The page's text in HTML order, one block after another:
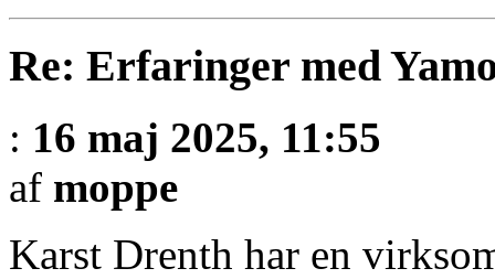
Re: Erfaringer med
: 16 maj 2025, 11:55
af moppe
Karst Drenth har en